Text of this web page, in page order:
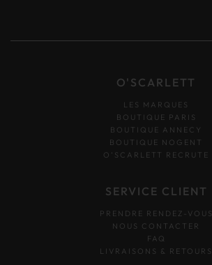
O'SCARLETT
LES MARQUES
BOUTIQUE PARIS
BOUTIQUE ANNECY
BOUTIQUE NOGENT
O’SCARLETT RECRUTE
SERVICE CLIENT
PRENDRE RENDEZ-VOUS
NOUS CONTACTER
FAQ
LIVRAISONS & RETOURS